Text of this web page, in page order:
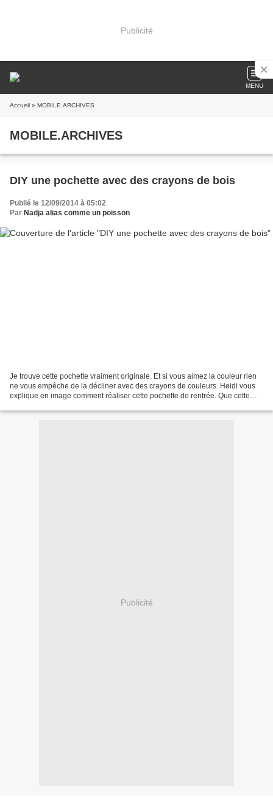
Publicité
MENU
Accueil » MOBILE.ARCHIVES
MOBILE.ARCHIVES
DIY une pochette avec des crayons de bois
Publié le 12/09/2014 à 05:02
Par Nadja alias comme un poisson
Je trouve cette pochette vraiment originale. Et si vous aimez la couleur rien
ne vous empêche de la décliner avec des crayons de couleurs. Heidi vous
explique en image comment réaliser cette pochette de rentrée. Que cette
Publicité